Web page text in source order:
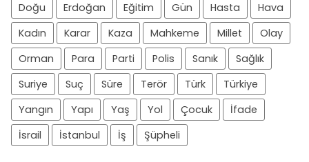
Doğu
Erdoğan Eğitim Gün Hasta
Hava
Kadın
Karar Kaza Mahkeme Millet
Olay
Orman
Para Parti Polis Sanık
Sağlık
Suriye
Suç Süre Terör Türk
Türkiye
Yangın
Yapı Yaş Yol Çocuk
İfade
İsrail
İstanbul İş Şüpheli